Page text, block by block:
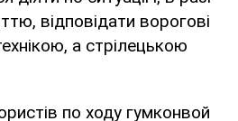
відповідати ворогові
а стрілецькою
по ходу гумконвой